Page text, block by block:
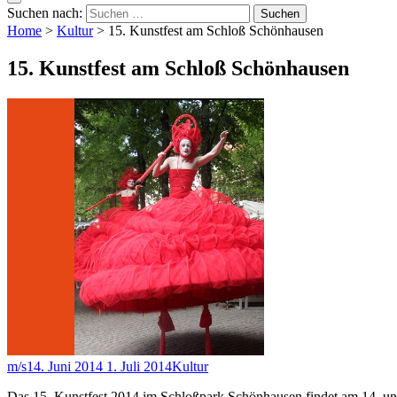
Suchen nach:
Home > Kultur> 15. Kunstfest am Schloß Schönhausen
15. Kunstfest am Schloß Schönhausen
m/s14. Juni 2014 1. Juli 2014Kultur